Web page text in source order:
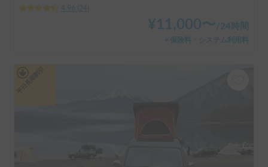
4.96
24
¥ 11,000〜/24時間
＋保険料・システム利用料